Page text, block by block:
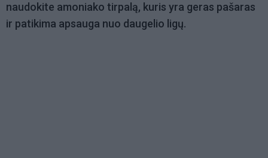
naudokite amoniako tirpalą, kuris yra geras pašaras
ir patikima apsauga nuo daugelio ligų.